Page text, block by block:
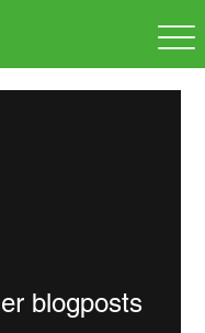
blogposts